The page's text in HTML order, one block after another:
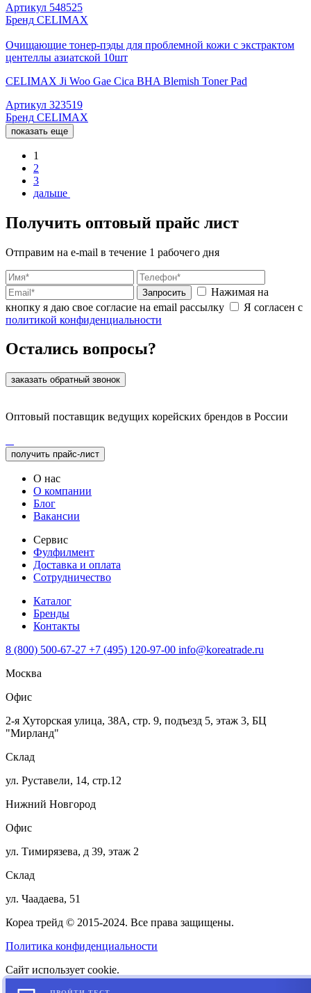
Артикул 548525
Бренд CELIMAX
Очищающие тонер-пэды для проблемной кожи с экстрактом
центеллы азиатской 10шт
CELIMAX Ji Woo Gae Cica BHA Blemish Toner Pad
Артикул 323519
Бренд CELIMAX
показать еще
1
2
3
дальше
Получить оптовый прайс лист
Отправим на e-mail в течение 1 рабочего дня
Запросить
Нажимая на
кнопку я даю свое согласие на email рассылку
Я согласен с
политикой конфиденциальности
Остались вопросы?
заказать обратный звонок
Оптовый поставщик ведущих корейских брендов в России
получить прайс-лист
О нас
О компании
Блог
Вакансии
Сервис
Фулфилмент
Доставка и оплата
Сотрудничество
Каталог
Бренды
Контакты
8 (800) 500-67-27 +7 (495) 120-97-00 info@koreatrade.ru
Москва
Офис
2-я Хуторская улица, 38А, стр. 9, подъезд 5, этаж 3, БЦ
"Мирланд"
Склад
ул. Руставели, 14, стр.12
Нижний Новгород
Офис
ул. Тимирязева, д 39, этаж 2
Склад
ул. Чаадаева, 51
Кореа трейд © 2015-2024. Все права защищены.
Политика конфиденциальности
Сайт использует cookie.